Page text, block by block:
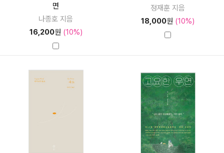
면
나종호 지음
16,200원 (10%)
정재훈 지음
18,000원 (10%)